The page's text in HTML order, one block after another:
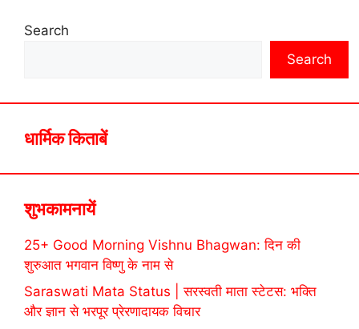
Search
Search
धार्मिक किताबें
शुभकामनायें
25+ Good Morning Vishnu Bhagwan: दिन की
शुरुआत भगवान विष्णु के नाम से
Saraswati Mata Status | सरस्वती माता स्टेटस: भक्ति
और ज्ञान से भरपूर प्रेरणादायक विचार